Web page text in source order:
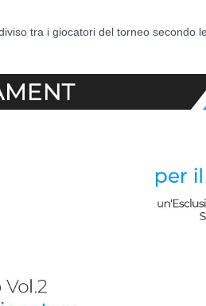
tra i giocatori del torneo secondo